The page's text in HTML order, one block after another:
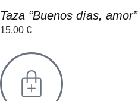
Taza “Buenos días, amor”
15,00 €